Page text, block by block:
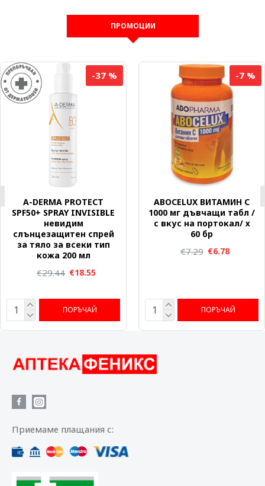
ПРОМОЦИИ
-37 %
A-DERMA PROTECT
SPF50+ SPRAY INVISIBLE
невидим
слънцезащитен спрей
за тяло за всеки тип
кожа 200 мл
€18.55
€29.44
ПОРЪЧАЙ
-7 %
ABOCELUX ВИТАМИН C
1000 мг дъвчащи табл /
с вкус на портокал/ х
60 бр
€6.78
€7.29
ПОРЪЧАЙ
Приемаме плащания с: